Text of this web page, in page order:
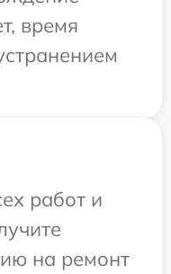
время
работ и
на ремонт